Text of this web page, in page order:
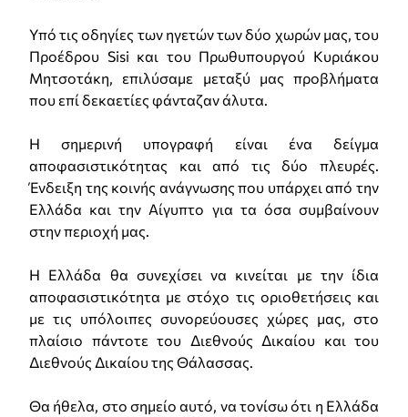
Υπό τις οδηγίες των ηγετών των δύο χωρών μας, του
Προέδρου Sisi και του Πρωθυπουργού Κυριάκου
Μητσοτάκη, επιλύσαμε μεταξύ μας προβλήματα
που επί δεκαετίες φάνταζαν άλυτα.
Η σημερινή υπογραφή είναι ένα δείγμα
αποφασιστικότητας και από τις δύο πλευρές.
Ένδειξη της κοινής ανάγνωσης που υπάρχει από την
Ελλάδα και την Αίγυπτο για τα όσα συμβαίνουν
στην περιοχή μας.
Η Ελλάδα θα συνεχίσει να κινείται με την ίδια
αποφασιστικότητα με στόχο τις οριοθετήσεις και
με τις υπόλοιπες συνορεύουσες χώρες μας, στο
πλαίσιο πάντοτε του Διεθνούς Δικαίου και του
Διεθνούς Δικαίου της Θάλασσας.
Θα ήθελα, στο σημείο αυτό, να τονίσω ότι η Ελλάδα